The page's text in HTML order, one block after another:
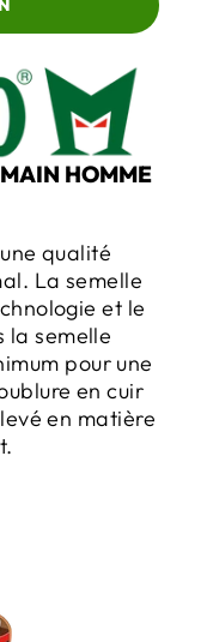
HOMME
qualité
La semelle
et le
la semelle
pour une
en cuir
en matière